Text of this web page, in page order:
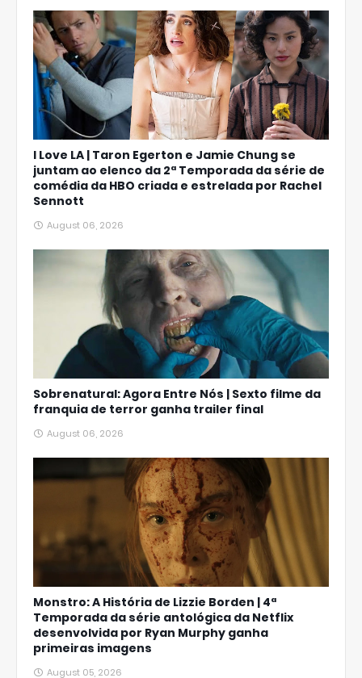
I Love LA | Taron Egerton e Jamie Chung se
juntam ao elenco da 2ª Temporada da série de
comédia da HBO criada e estrelada por Rachel
Sennott
August 06, 2026
Sobrenatural: Agora Entre Nós | Sexto filme da
franquia de terror ganha trailer final
August 06, 2026
Monstro: A História de Lizzie Borden | 4ª
Temporada da série antológica da Netflix
desenvolvida por Ryan Murphy ganha
primeiras imagens
August 05, 2026